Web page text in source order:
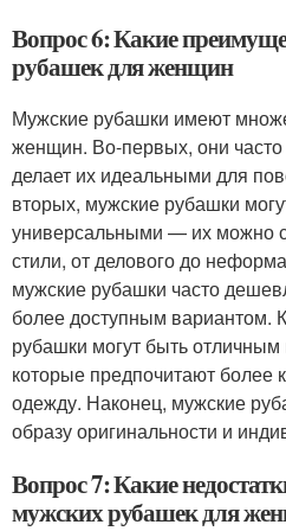
Вопрос 6: Какие
рубашек для женщин
Мужские рубашки имеют
женщин. Во-первых, они часто
делает их идеальными для
вторых, мужские рубашки
универсальными — их можно
стили, от делового до
мужские рубашки часто
более доступным вариантом.
рубашки могут быть
которые предпочитают более
одежду. Наконец, мужские
образу оригинальности и
Вопрос 7: Какие
мужских рубашек для